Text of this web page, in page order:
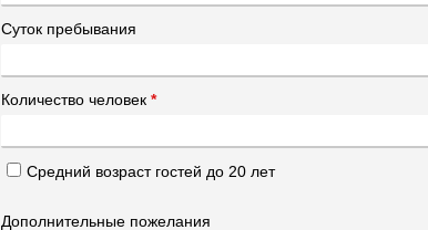
Суток пребывания
Количество человек *
Средний возраст гостей до 20 лет
Дополнительные пожелания